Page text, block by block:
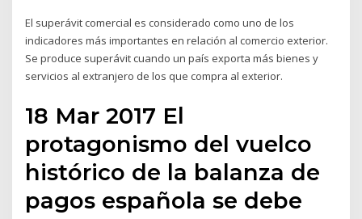
El superávit comercial es considerado como uno de los
indicadores más importantes en relación al comercio exterior.
Se produce superávit cuando un país exporta más bienes y
servicios al extranjero de los que compra al exterior.
18 Mar 2017 El
protagonismo del vuelco
histórico de la balanza de
pagos española se debe